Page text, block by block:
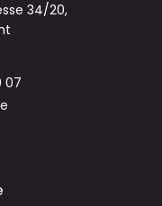
34/20,
07